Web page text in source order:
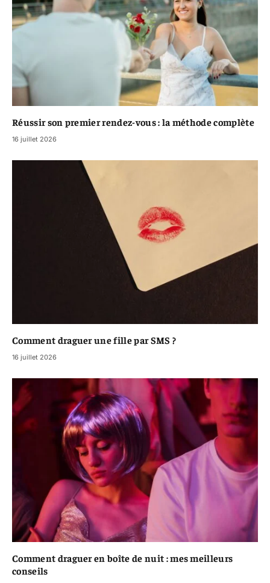
Réussir son premier rendez-vous : la méthode complète
16 juillet 2026
Comment draguer une fille par SMS ?
16 juillet 2026
Comment draguer en boîte de nuit : mes meilleurs
conseils